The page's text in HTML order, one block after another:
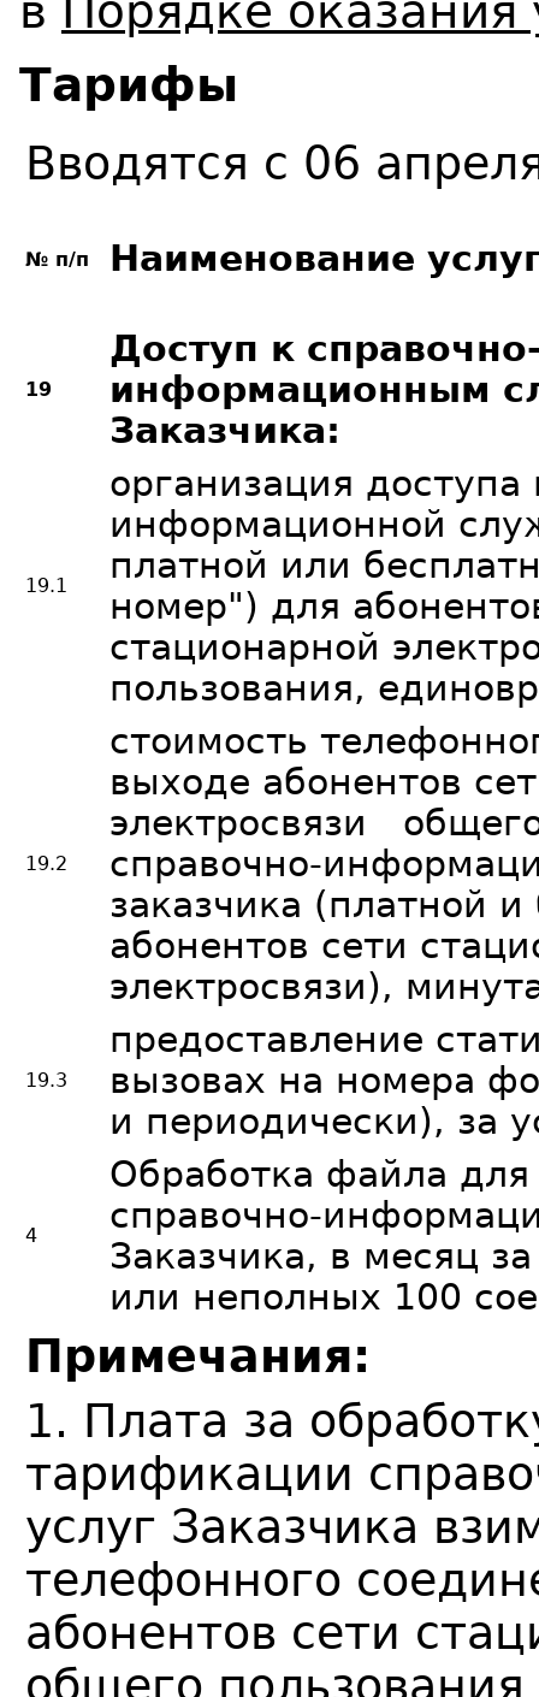
в Порядке оказания
Тарифы
Вводятся с 06
№ п/п Наименование
19
Доступ к
информационным
Заказчика:
19.1
организация доступа
информационной
платной или
номер") для
стационарной
пользования,
19.2
стоимость
выходе абонентов
электросвязи
справочно-
заказчика (платной
абонентов сети
электросвязи),
19.3
предоставление
вызовах на номера
и периодически), за
4
Обработка файла
справочно-
Заказчика, в месяц
или неполных 100
Примечания:
1. Плата за
тарификации
услуг Заказчика
телефонного
абонентов сети
общего пользования